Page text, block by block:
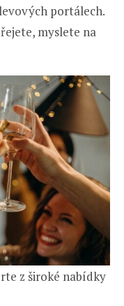
portálech.
myslete na
z široké nabídky